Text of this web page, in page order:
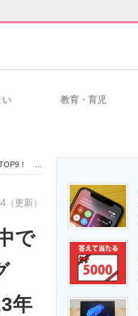
経営リーダーのコミュニティ
製造業のIT導入・活用を支援
い 教育・育児
調査結果】
（更新）
で
年